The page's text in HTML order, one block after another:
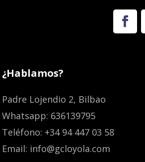
¿Hablamos?
Padre Lojendio 2, Bilbao
Whatsapp: 636139795
Teléfono: +34 94 447 03 58
Email: info@gcloyola.com